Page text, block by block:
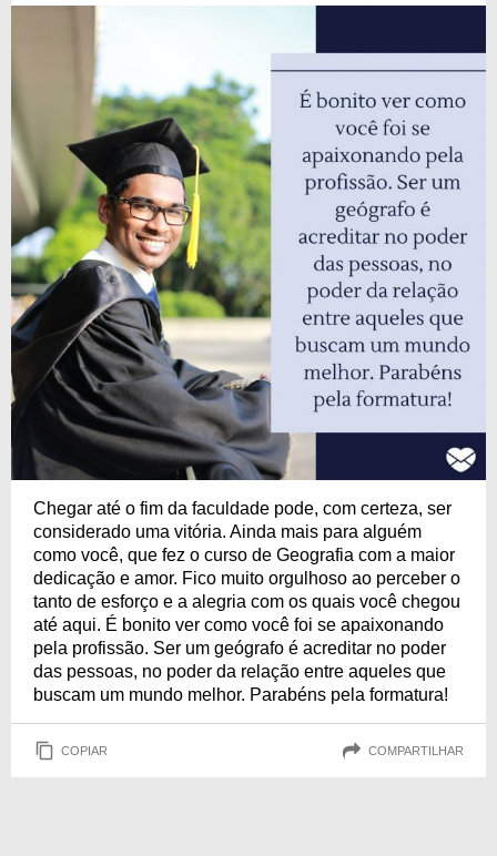
Chegar até o fim da faculdade pode, com certeza, ser
considerado uma vitória. Ainda mais para alguém
como você, que fez o curso de Geografia com a maior
dedicação e amor. Fico muito orgulhoso ao perceber o
tanto de esforço e a alegria com os quais você chegou
até aqui. É bonito ver como você foi se apaixonando
pela profissão. Ser um geógrafo é acreditar no poder
das pessoas, no poder da relação entre aqueles que
buscam um mundo melhor. Parabéns pela formatura!
COPIAR COMPARTILHAR